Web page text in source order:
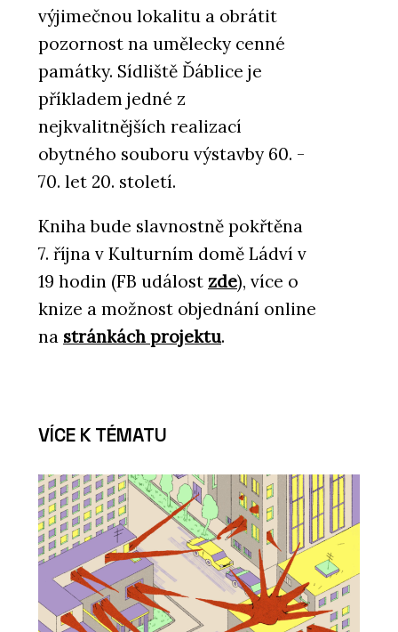
výjimečnou lokalitu a obrátit
pozornost na umělecky cenné
památky. Sídliště Ďáblice je
příkladem jedné z
nejkvalitnějších realizací
obytného souboru výstavby 60. -
70. let 20. století.
Kniha bude slavnostně pokřtěna
7. října v Kulturním domě Ládví v
19 hodin (FB událost zde), více o
knize a možnost objednání online
na stránkách projektu.
VÍCE K TÉMATU